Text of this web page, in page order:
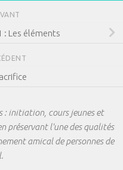
: Les éléments
: initiation, cours jeunes et
préservant l'une des qualités
amical de personnes de